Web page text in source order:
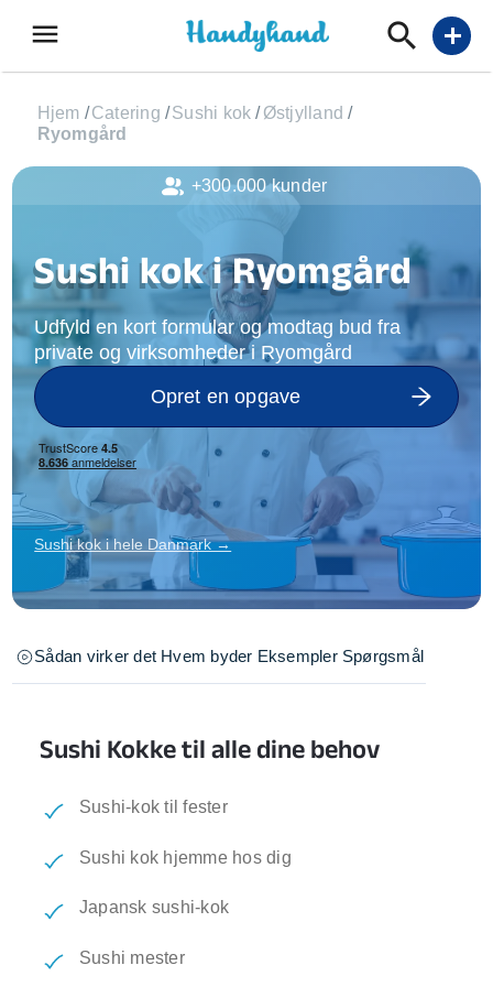
menu add
Hjem /Catering /Sushi kok / Østjylland /
Ryomgård
Sushi kok i Ryomgård
Udfyld en kort formular og modtag bud fra
private og virksomheder i Ryomgård
Opret en opgave
Sushi kok i hele Danmark →
Sådan virker det Hvem byder Eksempler Spørgsmål
Sushi Kokke til alle dine behov
Sushi-kok til fester
Sushi kok hjemme hos dig
Japansk sushi-kok
Sushi mester
+300.000 kunder